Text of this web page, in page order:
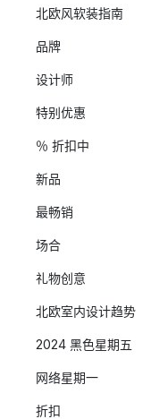
北欧风软装指南
品牌
设计师
特别优惠
％ 折扣中
新品
最畅销
场合
礼物创意
北欧室内设计趋势
2024 黑色星期五
网络星期一
折扣